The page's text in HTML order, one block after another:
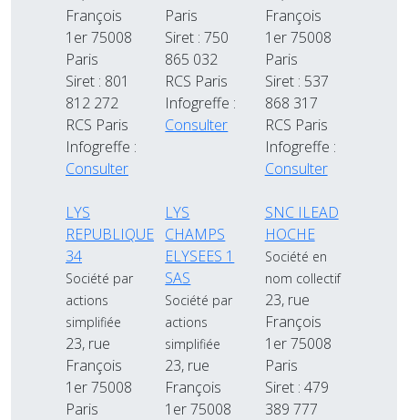
François
1er 75008
Paris
Siret : 801
812 272
RCS Paris
Infogreffe :
Consulter
Paris
Siret : 750
865 032
RCS Paris
Infogreffe :
Consulter
François
1er 75008
Paris
Siret : 537
868 317
RCS Paris
Infogreffe :
Consulter
LYS
REPUBLIQUE
34
Société par
actions
simplifiée
23, rue
François
1er 75008
Paris
LYS
CHAMPS
ELYSEES 1
SAS
Société par
actions
simplifiée
23, rue
François
1er 75008
SNC ILEAD
HOCHE
Société en
nom collectif
23, rue
François
1er 75008
Paris
Siret : 479
389 777